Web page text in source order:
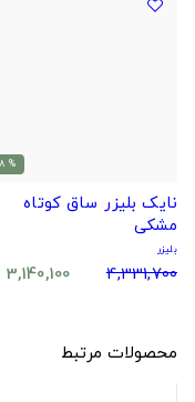
% 28
نایک بلیزر ساق کوتاه
مشکی
بلیزر
4,331,700
3,140,100
محصولات مرتبط